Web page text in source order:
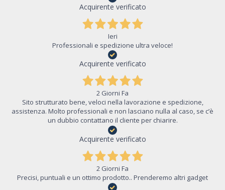
Acquirente verificato
Ieri
Professionali e spedizione ultra veloce!
Acquirente verificato
2 Giorni Fa
Sito strutturato bene, veloci nella lavorazione e spedizione,
assistenza. Molto professionali e non lasciano nulla al caso, se c’è
un dubbio contattano il cliente per chiarire.
Acquirente verificato
2 Giorni Fa
Precisi, puntuali e un ottimo prodotto.. Prenderemo altri gadget